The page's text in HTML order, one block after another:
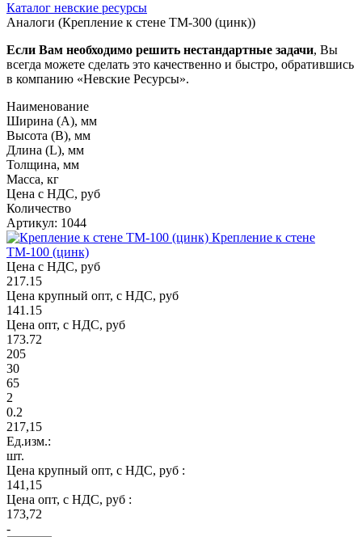
Каталог невские ресурсы
Аналоги (Крепление к стене ТМ-300 (цинк))
Если Вам необходимо решить нестандартные задачи, Вы
всегда можете сделать это качественно и быстро, обратившись
в компанию «Невские Ресурсы».
Наименование
Ширина (А), мм
Высота (В), мм
Длина (L), мм
Толщина, мм
Масса, кг
Цена с НДС, руб
Количество
Артикул: 1044
Крепление к стене
ТМ-100 (цинк)
Цена с НДС, руб
217.15
Цена крупный опт, с НДС, руб
141.15
Цена опт, с НДС, руб
173.72
205
30
65
2
0.2
217,15
Ед.изм.:
шт.
Цена крупный опт, с НДС, руб :
141,15
Цена опт, с НДС, руб :
173,72
-